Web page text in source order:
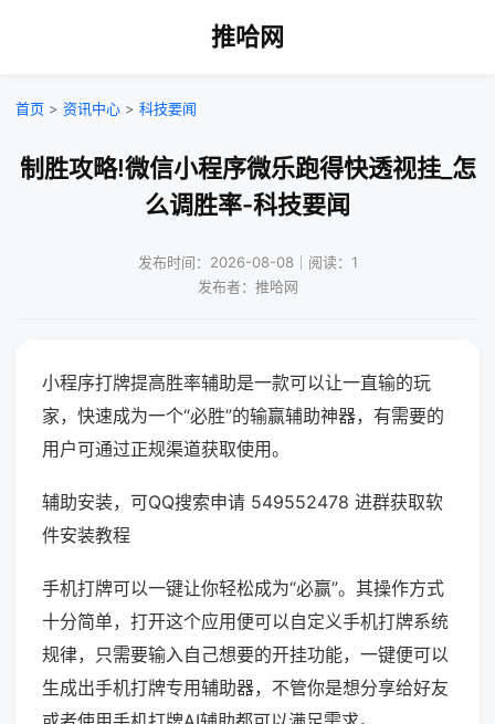
推哈网
首页 > 资讯中心 > 科技要闻
制胜攻略!微信小程序微乐跑得快透视挂_怎
么调胜率-科技要闻
发布时间：2026-08-08｜阅读：1
发布者：推哈网
小程序打牌提高胜率辅助是一款可以让一直输的玩
家，快速成为一个“必胜”的输赢辅助神器，有需要的
用户可通过正规渠道获取使用。
辅助安装，可QQ搜索申请 549552478 进群获取软
件安装教程
手机打牌可以一键让你轻松成为“必赢”。其操作方式
十分简单，打开这个应用便可以自定义手机打牌系统
规律，只需要输入自己想要的开挂功能，一键便可以
生成出手机打牌专用辅助器，不管你是想分享给好友